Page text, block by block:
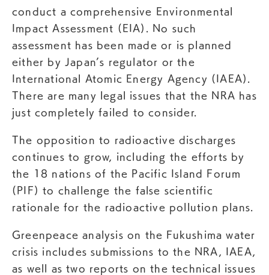
conduct a comprehensive Environmental
Impact Assessment (EIA). No such
assessment has been made or is planned
either by Japan’s regulator or the
International Atomic Energy Agency (IAEA).
There are many legal issues that the NRA has
just completely failed to consider.
The opposition to radioactive discharges
continues to grow, including the efforts by
the 18 nations of the Pacific Island Forum
(PIF) to challenge the false scientific
rationale for the radioactive pollution plans.
Greenpeace analysis on the Fukushima water
crisis includes submissions to the NRA, IAEA,
as well as two reports on the technical issues